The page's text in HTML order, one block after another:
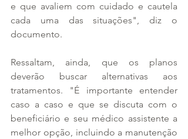
e que avaliem com cuidado e cautela
cada uma das situações", diz o
documento.
Ressaltam, ainda, que os planos
deverão buscar alternativas aos
tratamentos. "É importante entender
caso a caso e que se discuta com o
beneficiário e seu médico assistente a
melhor opção, incluindo a manutenção